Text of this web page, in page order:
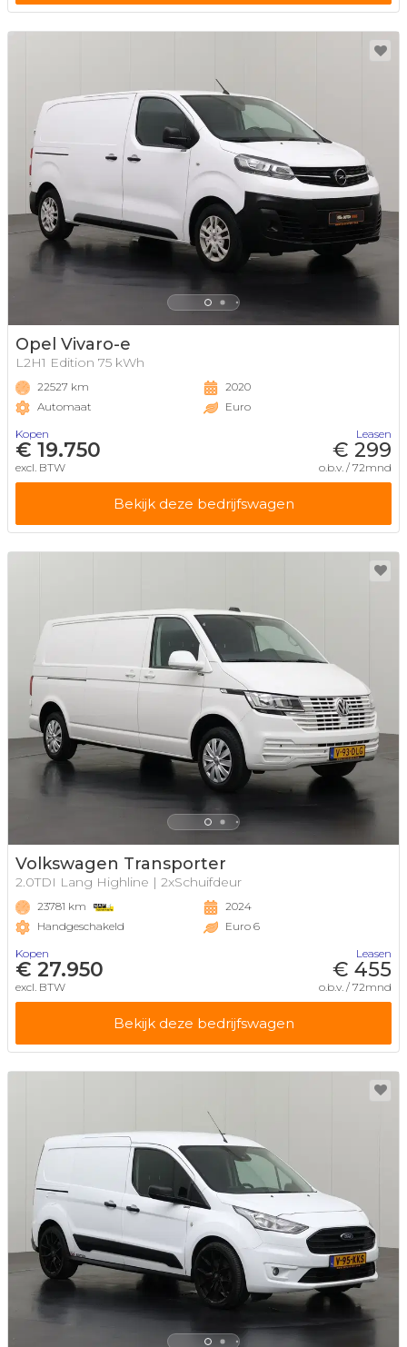
Opel Vivaro-e
L2H1 Edition 75 kWh
22527 km
Automaat
2020
Euro
Kopen
€ 19.750
excl. BTW
Leasen
€ 299
o.b.v. / 72mnd
Bekijk deze bedrijfswagen
Volkswagen Transporter
2.0TDI Lang Highline | 2xSchuifdeur
23781 km
Handgeschakeld
2024
Euro 6
Kopen
€ 27.950
excl. BTW
Leasen
€ 455
o.b.v. / 72mnd
Bekijk deze bedrijfswagen